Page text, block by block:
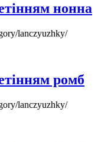
нонна
lanczyuzhky/
ромб
lanczyuzhky/